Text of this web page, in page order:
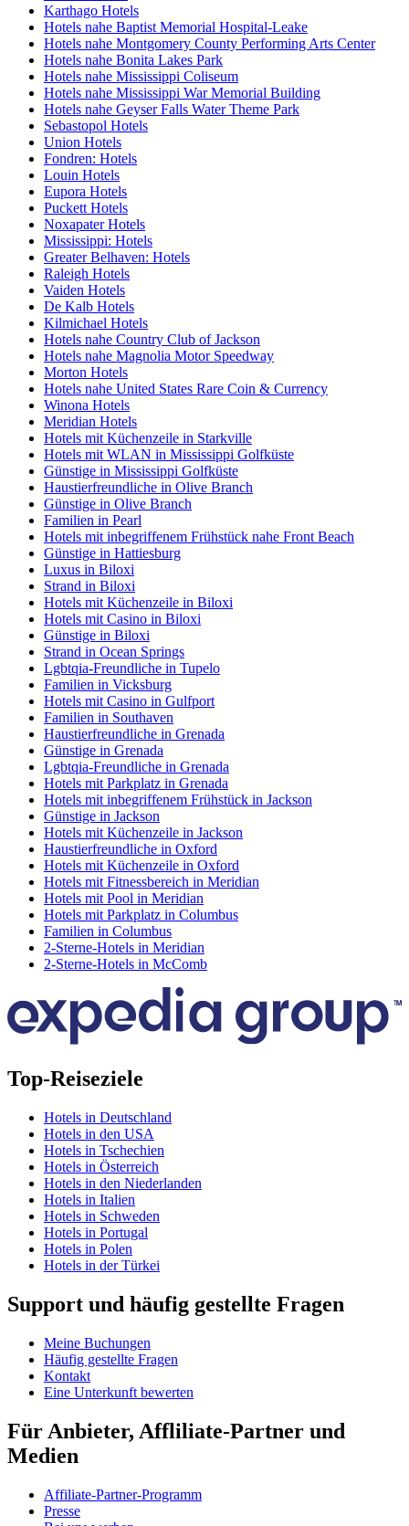
Karthago Hotels
Hotels nahe Baptist Memorial Hospital-Leake
Hotels nahe Montgomery County Performing Arts Center
Hotels nahe Bonita Lakes Park
Hotels nahe Mississippi Coliseum
Hotels nahe Mississippi War Memorial Building
Hotels nahe Geyser Falls Water Theme Park
Sebastopol Hotels
Union Hotels
Fondren: Hotels
Louin Hotels
Eupora Hotels
Puckett Hotels
Noxapater Hotels
Mississippi: Hotels
Greater Belhaven: Hotels
Raleigh Hotels
Vaiden Hotels
De Kalb Hotels
Kilmichael Hotels
Hotels nahe Country Club of Jackson
Hotels nahe Magnolia Motor Speedway
Morton Hotels
Hotels nahe United States Rare Coin & Currency
Winona Hotels
Meridian Hotels
Hotels mit Küchenzeile in Starkville
Hotels mit WLAN in Mississippi Golfküste
Günstige in Mississippi Golfküste
Haustierfreundliche in Olive Branch
Günstige in Olive Branch
Familien in Pearl
Hotels mit inbegriffenem Frühstück nahe Front Beach
Günstige in Hattiesburg
Luxus in Biloxi
Strand in Biloxi
Hotels mit Küchenzeile in Biloxi
Hotels mit Casino in Biloxi
Günstige in Biloxi
Strand in Ocean Springs
Lgbtqia-Freundliche in Tupelo
Familien in Vicksburg
Hotels mit Casino in Gulfport
Familien in Southaven
Haustierfreundliche in Grenada
Günstige in Grenada
Lgbtqia-Freundliche in Grenada
Hotels mit Parkplatz in Grenada
Hotels mit inbegriffenem Frühstück in Jackson
Günstige in Jackson
Hotels mit Küchenzeile in Jackson
Haustierfreundliche in Oxford
Hotels mit Küchenzeile in Oxford
Hotels mit Fitnessbereich in Meridian
Hotels mit Pool in Meridian
Hotels mit Parkplatz in Columbus
Familien in Columbus
2-Sterne-Hotels in Meridian
2-Sterne-Hotels in McComb
Top-Reiseziele
Hotels in Deutschland
Hotels in den USA
Hotels in Tschechien
Hotels in Österreich
Hotels in den Niederlanden
Hotels in Italien
Hotels in Schweden
Hotels in Portugal
Hotels in Polen
Hotels in der Türkei
Support und häufig gestellte Fragen
Meine Buchungen
Häufig gestellte Fragen
Kontakt
Eine Unterkunft bewerten
Für Anbieter, Affliliate-Partner und
Medien
Affiliate-Partner-Programm
Presse